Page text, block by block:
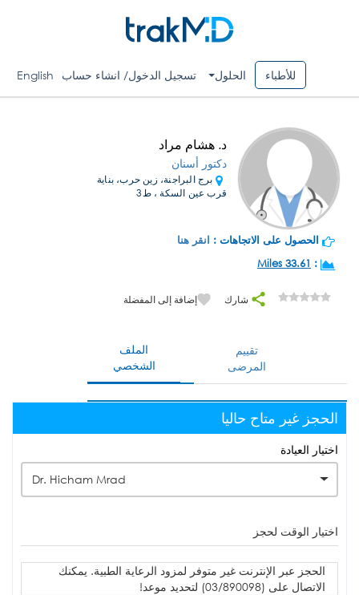
للأطباء الحلول تسجيل الدخول/ انشاء حساب English
د. هشام مراد
دكتور أسنان
برج البراجنة، زين حرب، بناية
قرب عين السكة ، ط3
الحصول على الاتجاهات : انقر هنا
:
33.61 Miles
شارك إضافة إلى المفضلة
الملف
الشخصي
تقييم
المرضى
الحجز غير متاح حاليا
اختيار العيادة
Dr. Hicham Mrad
اختيار الوقت لحجز
الحجز عبر الإنترنت غير متوفر لمزود الرعاية الطبية. يمكنك
الاتصال على (03/890098) لتحديد موعد!